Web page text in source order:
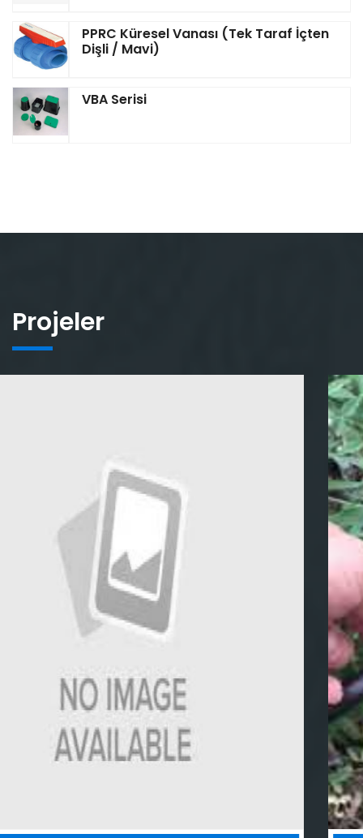
PPRC Küresel Vanası (Tek Taraf İçten
Dişli / Mavi)
VBA Serisi
Projeler